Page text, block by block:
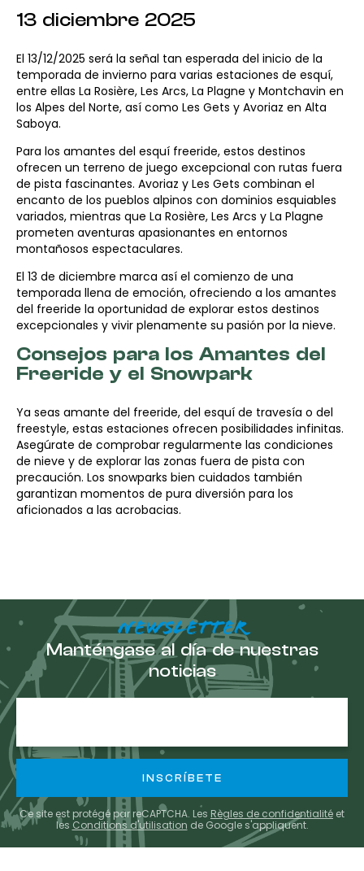
13 diciembre 2025
El 13/12/2025 será la señal tan esperada del inicio de la
temporada de invierno para varias estaciones de esquí,
entre ellas La Rosière, Les Arcs, La Plagne y Montchavin en
los Alpes del Norte, así como Les Gets y Avoriaz en Alta
Saboya.
Para los amantes del esquí freeride, estos destinos
ofrecen un terreno de juego excepcional con rutas fuera
de pista fascinantes. Avoriaz y Les Gets combinan el
encanto de los pueblos alpinos con dominios esquiables
variados, mientras que La Rosière, Les Arcs y La Plagne
prometen aventuras apasionantes en entornos
montañosos espectaculares.
El 13 de diciembre marca así el comienzo de una
temporada llena de emoción, ofreciendo a los amantes
del freeride la oportunidad de explorar estos destinos
excepcionales y vivir plenamente su pasión por la nieve.
Consejos para los Amantes del
Freeride y el Snowpark
Ya seas amante del freeride, del esquí de travesía o del
freestyle, estas estaciones ofrecen posibilidades infinitas.
Asegúrate de comprobar regularmente las condiciones
de nieve y de explorar las zonas fuera de pista con
precaución. Los snowparks bien cuidados también
garantizan momentos de pura diversión para los
aficionados a las acrobacias.
NEWSLETTER
Manténgase al día de nuestras
noticias
Ce site est protégé par reCAPTCHA. Les Règles de confidentialité et
les Conditions d'utilisation de Google s'appliquent.